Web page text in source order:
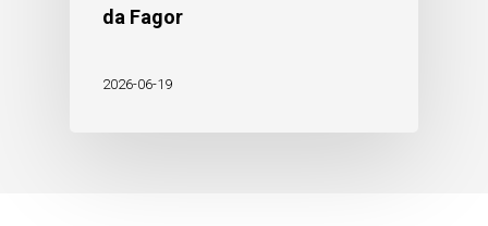
da Fagor
2026-06-19